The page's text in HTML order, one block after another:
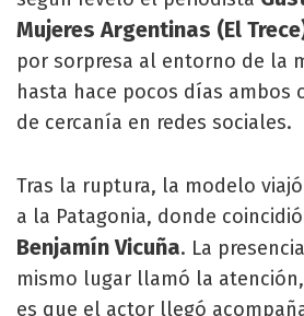
Mujeres Argentinas (El
por sorpresa al entorno de la
hasta hace pocos días ambos
de cercanía en redes sociales.
Tras la ruptura, la modelo
a la Patagonia, donde
Benjamín Vicuña. La
mismo lugar llamó la
es que el actor llegó